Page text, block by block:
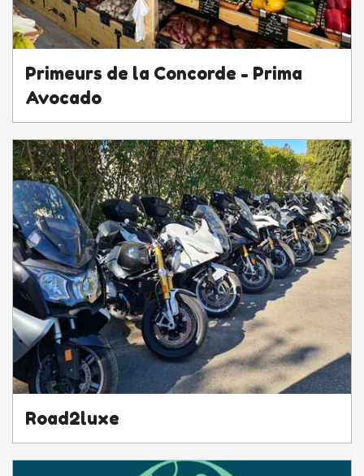
Primeurs de la Concorde - Prima
Avocado
Road2luxe